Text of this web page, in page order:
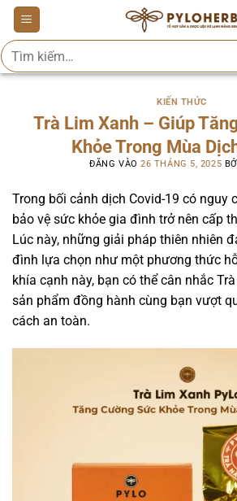
Bỏ
qua
nội
dung
Tìm
kiếm:
KIẾN THỨC
Trà Lim Xanh – Giúp
Khỏe Trong Mùa
ĐĂNG VÀO26 THÁNG 5, 2025
Trong bối cảnh dịch Covid-19 có nguy
bảo vệ sức khỏe gia đình trở nên cấp
Lúc này, những giải pháp thiên nhiên
đình lựa chọn như một phương thức
khía cạnh này, bạn có thể cân nhắc
sản phẩm đồng hành cùng bạn vượt
cách an toàn.